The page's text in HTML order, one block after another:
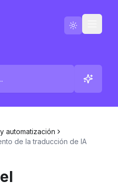
automatización
de la traducción de IA